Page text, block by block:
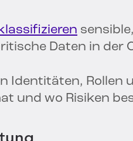
Daten in der
Identitäten, Rollen
und wo Risiken